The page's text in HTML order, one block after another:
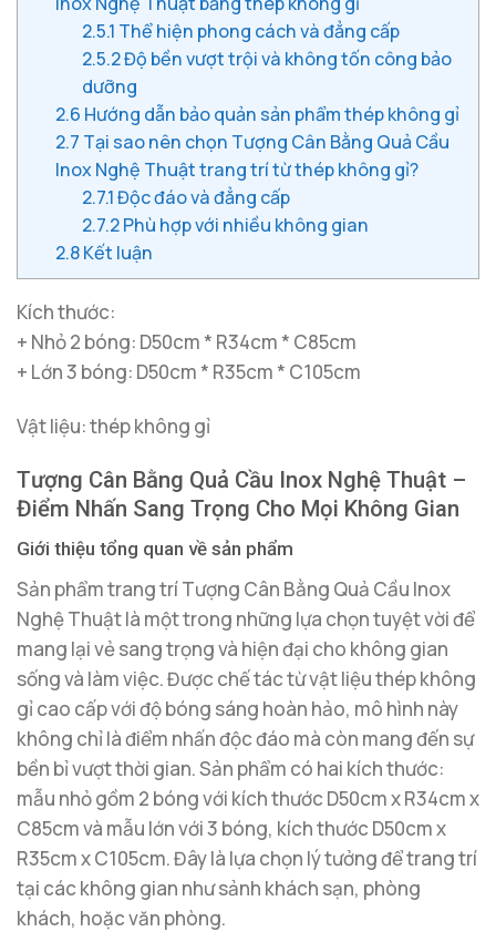
2.5.1 Thể hiện phong cách và đẳng cấp
2.5.2Độ bền vượt trội và không tốn công bảo
dưỡng
2.6 Hướng dẫn bảo quản sản phẩm thép không gỉ
2.7 Tại sao nên chọn Tượng Cân Bằng Quả Cầu
Inox Nghệ Thuật trang trí từ thép không gỉ?
2.7.1Độc đáo và đẳng cấp
2.7.2Phù hợp với nhiều không gian
2.8Kết luận
Kích thước:
+ Nhỏ 2 bóng: D50cm * R34cm * C85cm
+ Lớn 3 bóng: D50cm * R35cm * C105cm
Vật liệu: thép không gỉ
Tượng Cân Bằng Quả Cầu Inox Nghệ Thuật –
Điểm Nhấn Sang Trọng Cho Mọi Không Gian
Giới thiệu tổng quan về sản phẩm
Sản phẩm trang trí Tượng Cân Bằng Quả Cầu Inox
Nghệ Thuật là một trong những lựa chọn tuyệt vời để
mang lại vẻ sang trọng và hiện đại cho không gian
sống và làm việc. Được chế tác từ vật liệu thép không
gỉ cao cấp với độ bóng sáng hoàn hảo, mô hình này
không chỉ là điểm nhấn độc đáo mà còn mang đến sự
bền bỉ vượt thời gian. Sản phẩm có hai kích thước:
mẫu nhỏ gồm 2 bóng với kích thước D50cm x R34cm x
C85cm và mẫu lớn với 3 bóng, kích thước D50cm x
R35cm x C105cm. Đây là lựa chọn lý tưởng để trang trí
tại các không gian như sảnh khách sạn, phòng
khách, hoặc văn phòng.